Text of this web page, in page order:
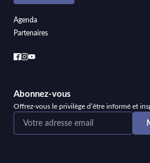
Agenda
Partenaires
Abonnez-vous
Offrez-vous le privilège d’être informé et